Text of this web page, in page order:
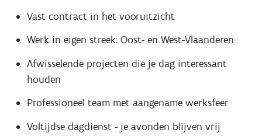
Vast contract in het vooruitzicht
Werk in eigen streek: Oost- en West-Vlaanderen
Afwisselende projecten die je dag interessant
houden
Professioneel team met aangename werksfeer
Voltijdse dagdienst - je avonden blijven vrij